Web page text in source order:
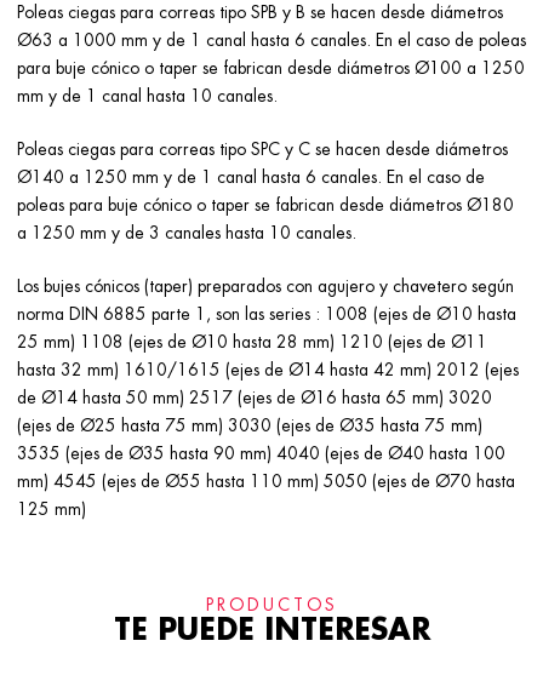
Poleas ciegas para correas tipo SPB y B se hacen desde diámetros
Ø63 a 1000 mm y de 1 canal hasta 6 canales. En el caso de poleas
para buje cónico o taper se fabrican desde diámetros Ø100 a 1250
mm y de 1 canal hasta 10 canales.
Poleas ciegas para correas tipo SPC y C se hacen desde diámetros
Ø140 a 1250 mm y de 1 canal hasta 6 canales. En el caso de
poleas para buje cónico o taper se fabrican desde diámetros Ø180
a 1250 mm y de 3 canales hasta 10 canales.
Los bujes cónicos (taper) preparados con agujero y chavetero según
norma DIN 6885 parte 1, son las series : 1008 (ejes de Ø10 hasta
25 mm) 1108 (ejes de Ø10 hasta 28 mm) 1210 (ejes de Ø11
hasta 32 mm) 1610/1615 (ejes de Ø14 hasta 42 mm) 2012 (ejes
de Ø14 hasta 50 mm) 2517 (ejes de Ø16 hasta 65 mm) 3020
(ejes de Ø25 hasta 75 mm) 3030 (ejes de Ø35 hasta 75 mm)
3535 (ejes de Ø35 hasta 90 mm) 4040 (ejes de Ø40 hasta 100
mm) 4545 (ejes de Ø55 hasta 110 mm) 5050 (ejes de Ø70 hasta
125 mm)
PRODUCTOS
TE PUEDE INTERESAR